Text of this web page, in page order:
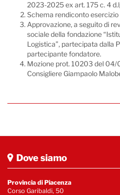
2023-2025 ex art. 175 c. 4
Schema rendiconto esercizio
Approvazione, a seguito di
sociale della fondazione
Logistica”, partecipata dalla
partecipante fondatore.
Mozione prot. 10203 del
Consigliere Giampaolo
Dove siamo
Provincia di Piacenza
Corso Garibaldi, 50